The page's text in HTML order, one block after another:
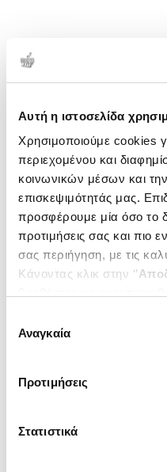
Αυτή η ιστοσελίδα
Χρησιμοποιούμε cookies
περιεχομένου και
κοινωνικών μέσων και
επισκεψιμότητάς μας.
προσφέρουμε μία όσο το
προτιμήσεις σας και πιο
σας περιήγηση, με τις
Κάνοντας κλικ στην ‘’
ενδιαφέρουν και να
συγκατάθεσης
Αναγκαία
Προτιμήσεις
Στατιστικά